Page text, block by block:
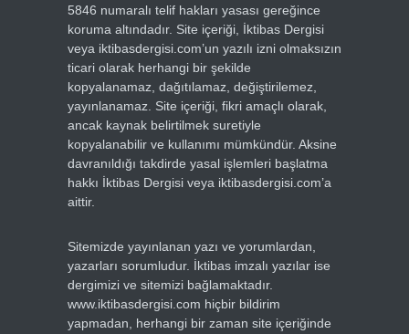
5846 numaralı telif hakları yasası gereğince
koruma altındadır. Site içeriği, İktibas Dergisi
veya iktibasdergisi.com’un yazılı izni olmaksızın
ticari olarak herhangi bir şekilde
kopyalanamaz, dağıtılamaz, değiştirilemez,
yayınlanamaz. Site içeriği, fikri amaçlı olarak,
ancak kaynak belirtilmek suretiyle
kopyalanabilir ve kullanımı mümkündür. Aksine
davranıldığı takdirde yasal işlemleri başlatma
hakkı İktibas Dergisi veya iktibasdergisi.com’a
aittir.
Sitemizde yayınlanan yazı ve yorumlardan,
yazarları sorumludur. İktibas imzalı yazılar ise
dergimizi ve sitemizi bağlamaktadır.
www.iktibasdergisi.com hiçbir bildirim
yapmadan, herhangi bir zaman site içeriğinde